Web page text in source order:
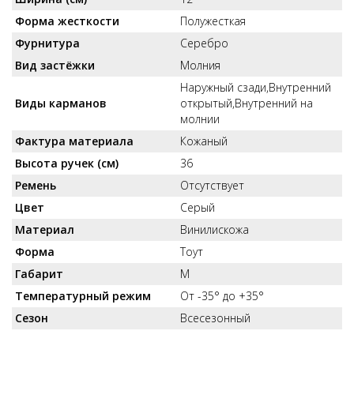
Форма жесткости
Полужесткая
Фурнитура
Серебро
Вид застёжки
Молния
Виды карманов
Наружный сзади,Внутренний
открытый,Внутренний на
молнии
Фактура материала
Кожаный
Высота ручек (см)
36
Ремень
Отсутствует
Цвет
Серый
Материал
Винилискожа
Форма
Тоут
Габарит
M
Температурный режим
От -35° до +35°
Сезон
Всесезонный